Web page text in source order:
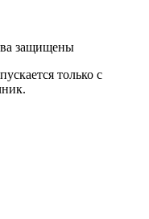
защищены
только с